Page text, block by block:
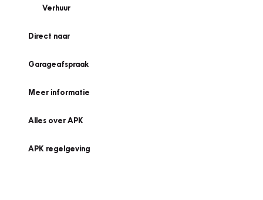
Verhuur
Direct naar
Garageafspraak
Meer informatie
Alles over APK
APK regelgeving